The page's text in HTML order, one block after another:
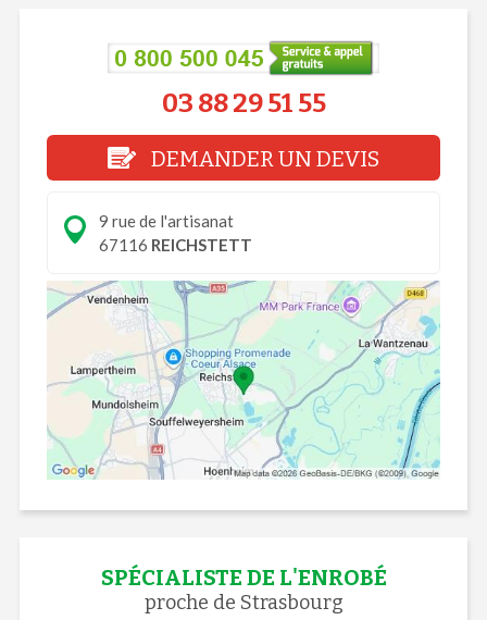
03 88 29 51 55
DEMANDER UN DEVIS
9 rue de l'artisanat
67116 REICHSTETT
SPÉCIALISTE DE L'ENROBÉ
proche de Strasbourg